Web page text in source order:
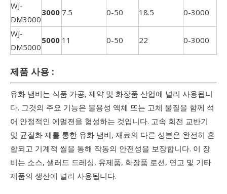
WJ-
DM3000
3000 7.5 0-50 18.5 0-3000
WJ-
DM5000
5000 11 0-50 22 0-3000
제품 사용 :
유화 냄비는 식품 가공, 제약 및 화장품 산업에 널리 사용됩니
다. 그것의 주요 기능은 불용성 액체 또는 고체 물질을 함께 섞
어 안정적인 에멀젼을 형성하는 것입니다. 고속 회전 교반기
및 균질화 제를 통한 유화 냄비, 재료의 다른 성분은 완전히 혼
합되고 기계적 씰을 통해 작동의 안전성을 보장합니다. 이 장
비는 소스, 샐러드 드레싱, 유제품, 화장품 로션, 연고 및 기타
제품의 생산에 널리 사용됩니다.